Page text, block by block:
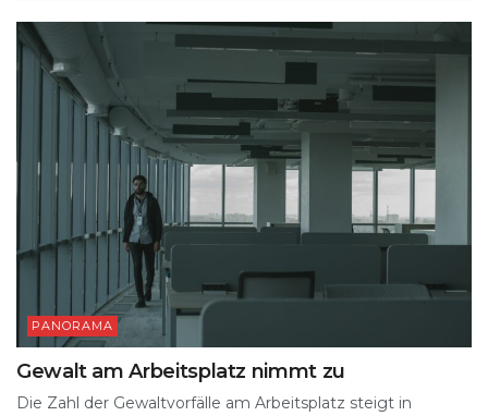
PANORAMA
Gewalt am Arbeitsplatz nimmt zu
Die Zahl der Gewaltvorfälle am Arbeitsplatz steigt in